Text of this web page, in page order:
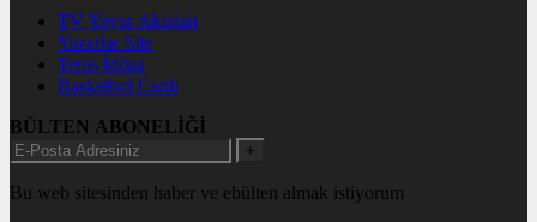
TV Yayın Akışları
Yazarlar Site
Tenis İddaa
Basketbol Canlı
BÜLTEN ABONELİĞİ
+
Bu web sitesinden haber ve ebülten almak istiyorum